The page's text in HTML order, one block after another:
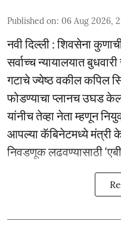
Published on: 06 Aug 2026,
नवी दिल्ली : शिवसेना
सर्वाच्च न्यायालयात
गटाचे ज्येष्ठ वकील कपिल
फोडण्याचा प्लानच उघड
यांनीच तेव्हा नेता म्हणून
आपल्या कॅबिनेटमध्ये मंत्री
निवडणूक लढवण्यासाठी